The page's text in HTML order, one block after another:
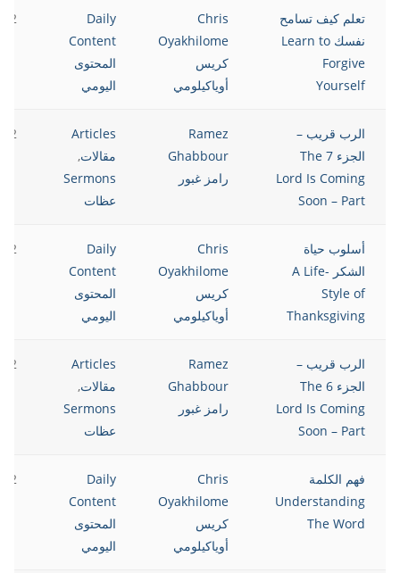
تعلم كيف تسامح
نفسك Learn to
Forgive
Yourself
Chris
Oyakhilome
كريس
أوياكيلومي
Daily
Content
المحتوى
اليومي
الرب قريب –
الجزء 7 The
Lord Is Coming
Soon – Part
Ramez
Ghabbour
رامز غبور
Articles
مقالات,
Sermons
عظات
أسلوب حياة
الشكر A Life-
Style of
Thanksgiving
Chris
Oyakhilome
كريس
أوياكيلومي
Daily
Content
المحتوى
اليومي
الرب قريب –
الجزء 6 The
Lord Is Coming
Soon – Part
Ramez
Ghabbour
رامز غبور
Articles
مقالات,
Sermons
عظات
فهم الكلمة
Understanding
The Word
Chris
Oyakhilome
كريس
أوياكيلومي
Daily
Content
المحتوى
اليومي